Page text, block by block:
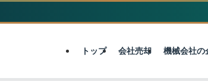
トップ 会社売却 機械会社の